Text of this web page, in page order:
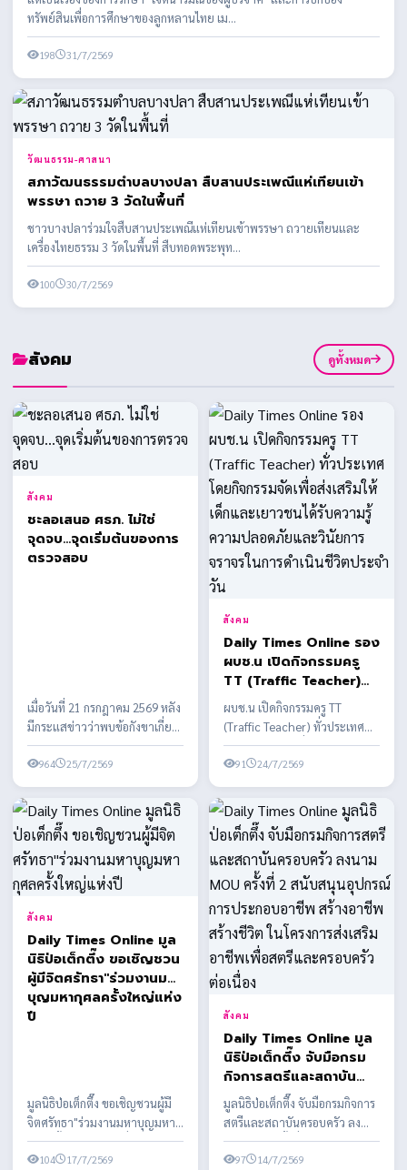
ทรัพย์สินเพื่อการศึกษาของลูกหลานไทย เม...
198 31/7/2569
วัฒนธรรม-ศาสนา
สภาวัฒนธรรมตำบลบางปลา สืบสานประเพณีแห่เทียนเข้า
พรรษา ถวาย 3 วัดในพื้นที่
ชาวบางปลาร่วมใจสืบสานประเพณีแห่เทียนเข้าพรรษา ถวายเทียนและ
เครื่องไทยธรรม 3 วัดในพื้นที่ สืบทอดพระพุท...
100 30/7/2569
สังคม ดูทั้งหมด
สังคม
ชะลอเสนอ ศธภ. ไม่ใช่
จุดจบ...จุดเริ่มต้นของการ
ตรวจสอบ
เมื่อวันที่ 21 กรกฎาคม 2569 หลัง
มีกระแสข่าวว่าพบข้อกังขาเกี่ยว
กับคุณสมบัติของผู้ได้รับการเสนอ
ชื่อบาง...
964 25/7/2569
สังคม
Daily Times Online รอง
ผบช.น เปิดกิจกรรมครู
TT (Traffic Teacher)
ทั่วประเทศ โดยกิจกรรม
จัดเพื่อส่งเสริมให้เด็กและ
เยาวชนได้รับความรู้ความ
ปลอดภัยและวินัยการ
ผบช.น เปิดกิจกรรมครู TT
(Traffic Teacher) ทั่วประเทศ
โดยกิจกรรมจัดเพื่อส่งเสริมให้เด็ก
และเยาวชนได้รั...
91 24/7/2569
สังคม
Daily Times Online มูล
นิธิป่อเต็กตึ๊ง ขอเชิญชวน
ผู้มีจิตศรัทธา"ร่วมงานมหา
บุญมหากุศลครั้งใหญ่แห่ง
ปี
มูลนิธิป่อเต็กตึ๊ง ขอเชิญชวนผู้มี
จิตศรัทธา"ร่วมงานมหาบุญมหา
กุศลครั้งใหญ่แห่งปี เนื่องในงาน
ประเพณีทิ้...
104 17/7/2569
สังคม
Daily Times Online มูล
นิธิป่อเต็กตึ๊ง จับมือกรม
กิจการสตรีและสถาบัน
ครอบครัว ลงนาม MOU
ครั้งที่ 2 สนับสนุนอุปกรณ์
การประกอบอาชีพ สร้าง
อาชีพ สร้างชีวิต ใน
มูลนิธิป่อเต็กตึ๊ง จับมือกรมกิจการ
สตรีและสถาบันครอบครัว ลง
นาม MOU ครั้งที่ 2 สนับสนุน
อุปกรณ์การประกอ...
97 14/7/2569